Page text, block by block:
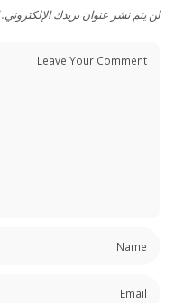
لن يتم نشر عنوان بريدك الإلكتروني.